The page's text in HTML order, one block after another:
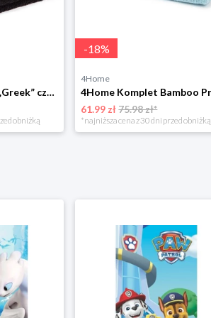
Zestaw ręczników „Greek” czarny, 50 x 90 cm, 70 x 130 cm 4-Home
obniżką
-18%
4Home
61.99 zł75.98 zł*
*najniższa cena z 30 dni przed obniżką